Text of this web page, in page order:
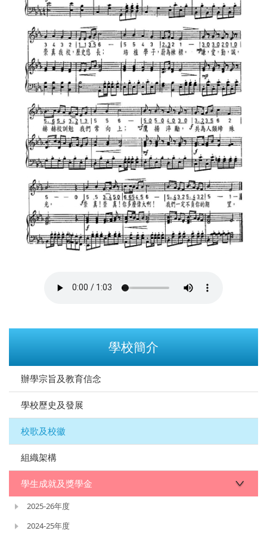
學校簡介
辦學宗旨及教育信念
學校歷史及發展
校歌及校徽
組織架構
學生成就及獎學金
2025-26年度
2024-25年度